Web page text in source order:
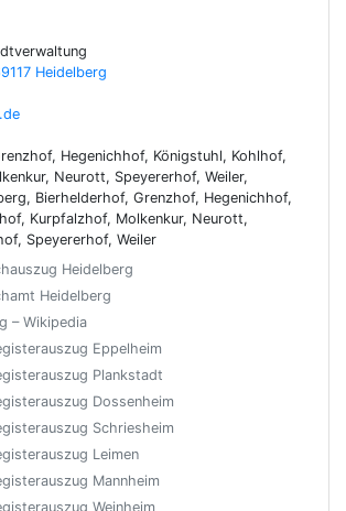
Heidelberg
Hegenichhof, Königstuhl, Kohlhof,
Neurott, Speyererhof, Weiler,
Bierhelderhof, Grenzhof, Hegenichhof,
Kurpfalzhof, Molkenkur, Neurott,
Speyererhof, Weiler
Heidelberg
Heidelberg
– Wikipedia
Eppelheim
Plankstadt
Dossenheim
Schriesheim
Leimen
Mannheim
Weinheim